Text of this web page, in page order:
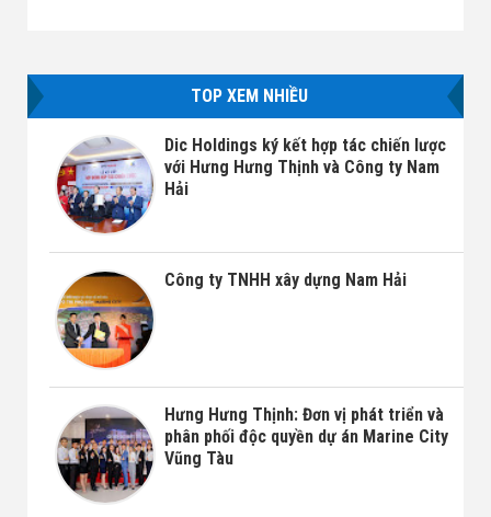
TOP XEM NHIỀU
Dic Holdings ký kết hợp tác chiến lược
với Hưng Hưng Thịnh và Công ty Nam
Hải
Công ty TNHH xây dựng Nam Hải
Hưng Hưng Thịnh: Đơn vị phát triển và
phân phối độc quyền dự án Marine City
Vũng Tàu